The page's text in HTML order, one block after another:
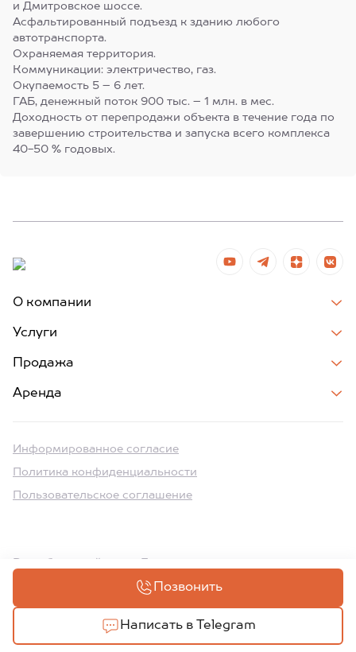
Позвонить
Написать в Telegram
и Дмитровское шоссе.
Асфальтированный подъезд к зданию любого
автотранспорта.
Охраняемая территория.
Коммуникации: электричество, газ.
Окупаемость 5 – 6 лет.
ГАБ, денежный поток 900 тыс. – 1 млн. в мес.
Доходность от перепродажи объекта в течение года по
завершению строительства и запуска всего комплекса
40-50 % годовых.
О компании
Услуги
Продажа
Аренда
Информированное согласие
Политика конфиденциальности
Пользовательское соглашение